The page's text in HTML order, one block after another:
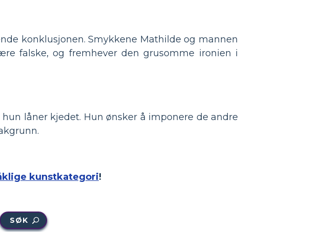
konklusjonen. Smykkene Mathilde og mannen
falske, og fremhever den grusomme ironien i
låner kjedet. Hun ønsker å imponere de andre
kunstkategori!
SØK